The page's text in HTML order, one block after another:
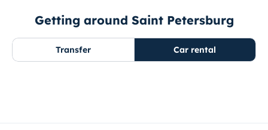
Getting around Saint Petersburg
Transfer Car rental